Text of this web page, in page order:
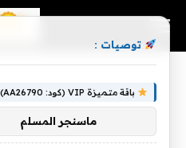
توصيات :
باقة متميزة VIP (كود: AA26790):
ماسنجر المسلم